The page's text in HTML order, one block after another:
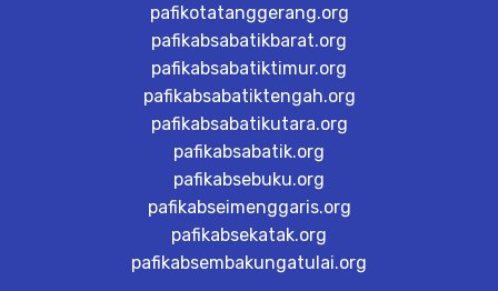
pafikotatanggerang.org
pafikabsabatikbarat.org
pafikabsabatiktimur.org
pafikabsabatiktengah.org
pafikabsabatikutara.org
pafikabsabatik.org
pafikabsebuku.org
pafikabseimenggaris.org
pafikabsekatak.org
pafikabsembakungatulai.org